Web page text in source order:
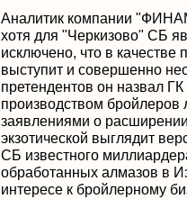
Аналитик компании
хотя для "Черкизово" СБ
исключено, что в качестве
выступит и совершенно
претендентов он назвал
производством
заявлениями о
экзотической выглядит
СБ известного
обработанных алмазов в
интересе к бройлерному